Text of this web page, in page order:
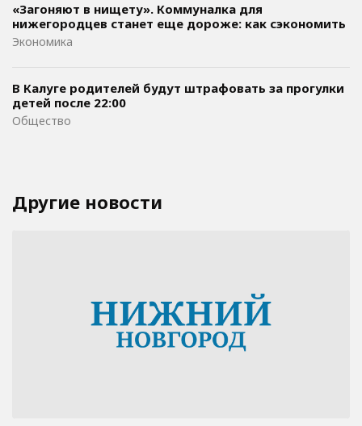
«Загоняют в нищету». Коммуналка для
нижегородцев станет еще дороже: как сэкономить
Экономика
В Калуге родителей будут штрафовать за прогулки
детей после 22:00
Общество
Другие новости